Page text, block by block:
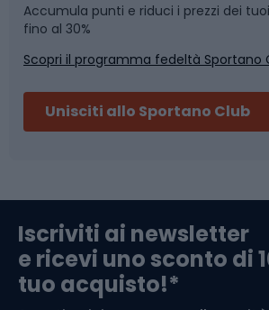
Skitouring
Abbigliamento da
Pattinaggio
Componenti per biciclette
Arrampicata
Accumula punti e riduci i prezzi dei
fino al 30%
Scopri il programma fedeltà Sportano
Unisciti allo Sportano Club
Iscriviti ai newsletter
e ricevi uno sconto di
tuo acquisto!*